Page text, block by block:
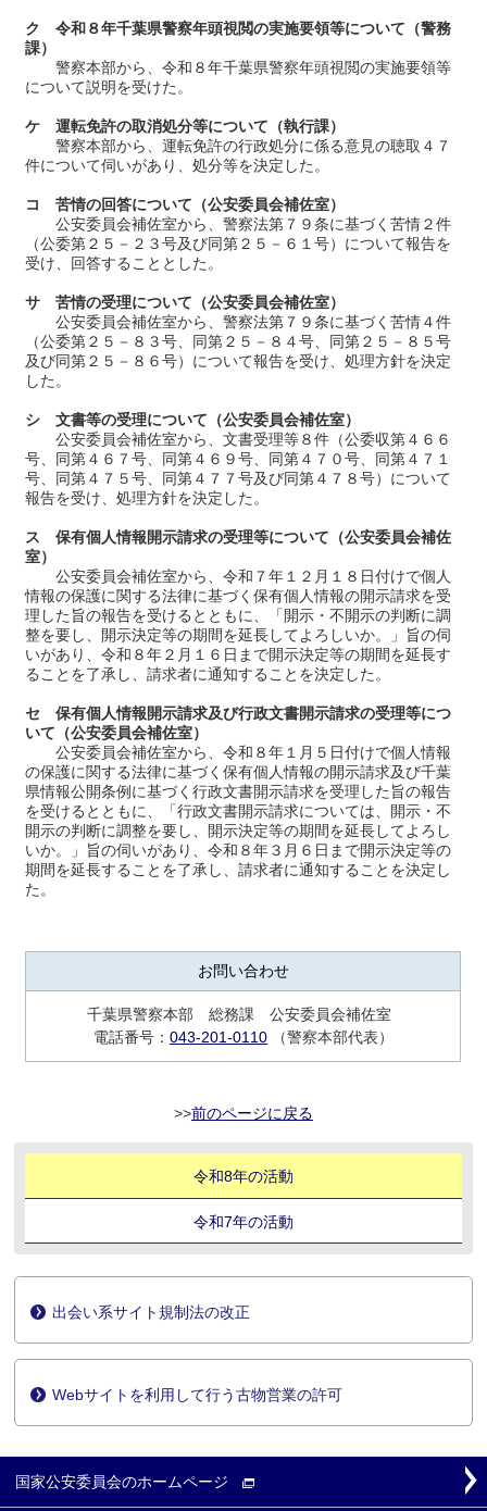
ク 令和８年千葉県警察年頭視閲の実施要領等について（警務
課）
警察本部から、令和８年千葉県警察年頭視閲の実施要領等
について説明を受けた。
ケ 運転免許の取消処分等について（執行課）
警察本部から、運転免許の行政処分に係る意見の聴取４７
件について伺いがあり、処分等を決定した。
コ 苦情の回答について（公安委員会補佐室）
公安委員会補佐室から、警察法第７９条に基づく苦情２件
（公委第２５－２３号及び同第２５－６１号）について報告を
受け、回答することとした。
サ 苦情の受理について（公安委員会補佐室）
公安委員会補佐室から、警察法第７９条に基づく苦情４件
（公委第２５－８３号、同第２５－８４号、同第２５－８５号
及び同第２５－８６号）について報告を受け、処理方針を決定
した。
シ 文書等の受理について（公安委員会補佐室）
公安委員会補佐室から、文書受理等８件（公委収第４６６
号、同第４６７号、同第４６９号、同第４７０号、同第４７１
号、同第４７５号、同第４７７号及び同第４７８号）について
報告を受け、処理方針を決定した。
ス 保有個人情報開示請求の受理等について（公安委員会補佐
室）
公安委員会補佐室から、令和７年１２月１８日付けで個人
情報の保護に関する法律に基づく保有個人情報の開示請求を受
理した旨の報告を受けるとともに、「開示・不開示の判断に調
整を要し、開示決定等の期間を延長してよろしいか。」旨の伺
いがあり、令和８年２月１６日まで開示決定等の期間を延長す
ることを了承し、請求者に通知することを決定した。
セ 保有個人情報開示請求及び行政文書開示請求の受理等につ
いて（公安委員会補佐室）
公安委員会補佐室から、令和８年１月５日付けで個人情報
の保護に関する法律に基づく保有個人情報の開示請求及び千葉
県情報公開条例に基づく行政文書開示請求を受理した旨の報告
を受けるとともに、「行政文書開示請求については、開示・不
開示の判断に調整を要し、開示決定等の期間を延長してよろし
いか。」旨の伺いがあり、令和８年３月６日まで開示決定等の
期間を延長することを了承し、請求者に通知することを決定し
た。
お問い合わせ
千葉県警察本部 総務課 公安委員会補佐室
電話番号： 043-201-0110（警察本部代表）
前のページに戻る
令和8年の活動
令和7年の活動
出会い系サイト規制法の改正
Webサイトを利用して行う古物営業の許可
国家公安委員会のホームページ